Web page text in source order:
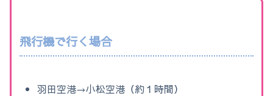
飛行機で行く場合
羽田空港→小松空港（約１時間）